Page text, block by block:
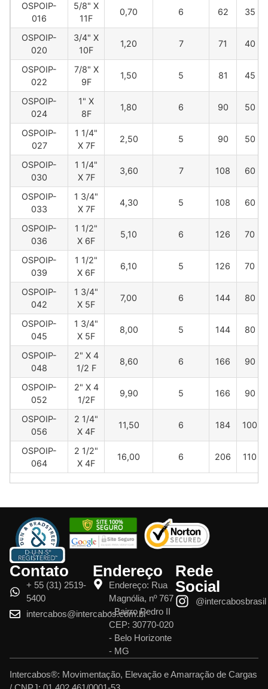
OSPOIP-
016
5/8" X
11F
0,70 6 62 35
OSPOIP-
020
3/4" X
10F
1,20 7 71 40
OSPOIP-
022
7/8" X
9F
1,50 5 81 45
OSPOIP-
024
1" X
8F
1,80 6 90 50
OSPOIP-
027
1 1/4"
X 7F
2,50 5 90 50
OSPOIP-
030
1 1/4"
X 7F
3,60 7 108 60
OSPOIP-
033
1 3/4"
X 7F
4,30 5 108 60
OSPOIP-
036
1 1/2"
X 6F
5,10 6 126 70
OSPOIP-
039
1 1/2"
X 6F
6,10 5 126 70
OSPOIP-
042
1 3/4"
X 5F
7,00 6 144 80
OSPOIP-
045
1 3/4"
X 5F
8,00 5 144 80
OSPOIP-
048
2" X 4
1/2 F
8,60 6 166 90
OSPOIP-
052
2" X 4
1/2F
9,90 5 166 90
OSPOIP-
056
2 1/4"
X 4F
11,50 6 184 100
OSPOIP-
064
2 1/2"
X 4F
16,00 6 206 110
Contato
+ 55 (31) 2519-
5400
intercabos@intercabos.com.br
Endereço
Endereço: Rua
Magnólia, nº 767
- Bairro Pedro II
CEP: 30770-020
- Belo Horizonte
- MG
Rede
Social
@intercabosbrasil
Intercabos®: Movimentação, Elevação e Amarração de Cargas